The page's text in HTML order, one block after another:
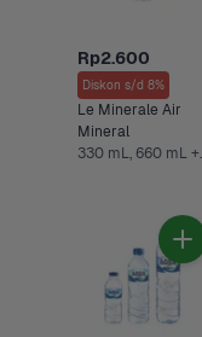
Rp2.600
Diskon s/d 8%
Le Minerale Air
330